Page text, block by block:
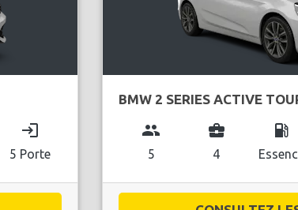
login
5 Porte
BMW 2 SERIES ACTIVE
group
5
business_center
4
local_gas_station